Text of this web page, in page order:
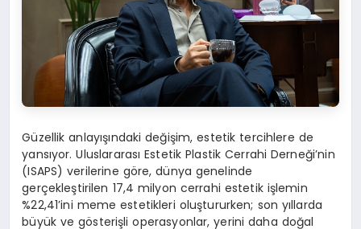
Güzellik anlayışındaki değişim, estetik tercihlere de
yansıyor. Uluslararası Estetik Plastik Cerrahi Derneği’nin
(ISAPS) verilerine göre, dünya genelinde
gerçekleştirilen 17,4 milyon cerrahi estetik işlemin
%22,41’ini meme estetikleri oluştururken; son yıllarda
büyük ve gösterişli operasyonlar, yerini daha doğal